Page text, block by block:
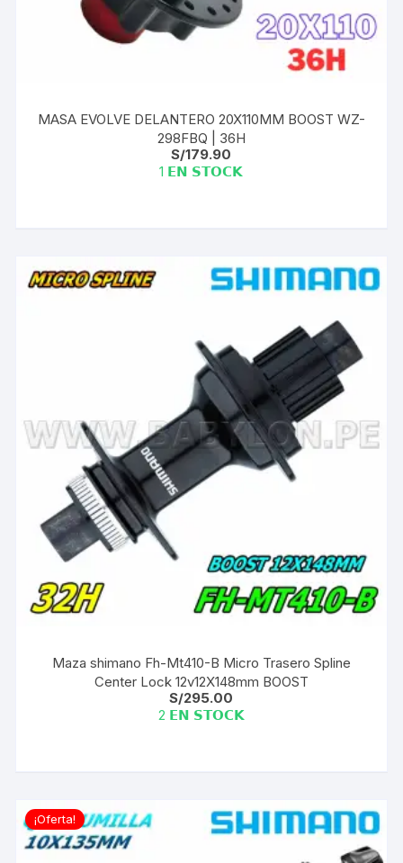
MASA EVOLVE DELANTERO 20X110MM BOOST WZ-
298FBQ | 36H
S/179.90
1 𝗘𝗡 𝗦𝗧𝗢𝗖𝗞
Maza shimano Fh-Mt410-B Micro Trasero Spline
Center Lock 12v12X148mm BOOST
S/295.00
2 𝗘𝗡 𝗦𝗧𝗢𝗖𝗞
¡Oferta!